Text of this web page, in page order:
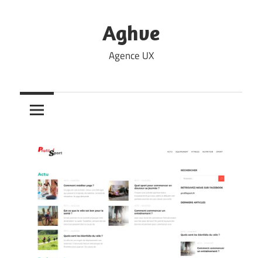
Aghve
Agence UX